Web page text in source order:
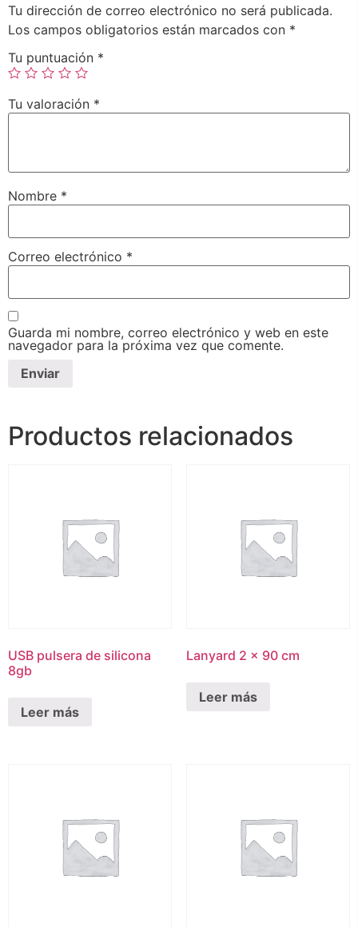
Tu dirección de correo electrónico no será publicada.
Los campos obligatorios están marcados con *
Tu puntuación *
Tu valoración *
Nombre *
Correo electrónico *
Guarda mi nombre, correo electrónico y web en este
navegador para la próxima vez que comente.
Productos relacionados
USB pulsera de silicona
8gb
Leer más
Lanyard 2 x 90 cm
Leer más